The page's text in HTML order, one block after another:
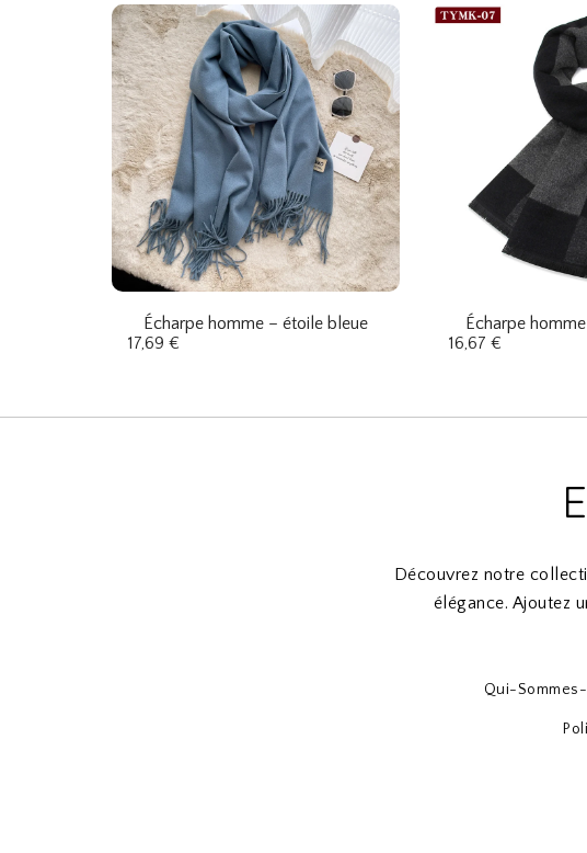
Écharpe homme – étoile bleue
17,69 €
Écharpe
16,67 €
Découvrez notre
élégance. Ajoutez
Qui-